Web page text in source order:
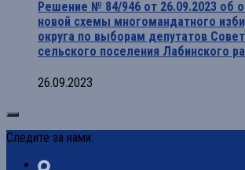
Решение № 84/946 от 26.09.2023 об
новой схемы многомандатного
округа по выборам депутатов
сельского поселения Лабинского
26.09.2023
Следите за нами: